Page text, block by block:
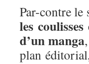
Par-contre le
les
d’un manga
plan